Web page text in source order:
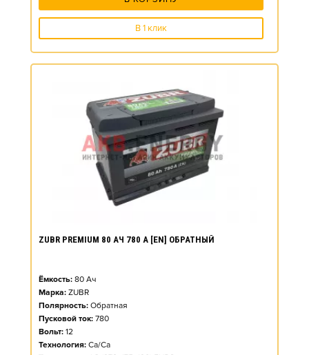
В 1 клик
ZUBR PREMIUM 80 АЧ 780 А [EN] ОБРАТНЫЙ
Ёмкость: 80 Ач
Марка: ZUBR
Полярность: Обратная
Пусковой ток: 780
Вольт: 12
Технология: Ca/Ca